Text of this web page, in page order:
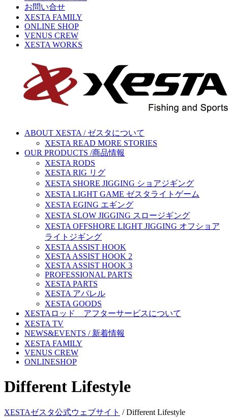
お問い合せ
XESTA FAMILY
ONLINE SHOP
VENUS CREW
XESTA WORKS
ABOUT XESTA / ゼスタについて
XESTA READ MORE STORIES
OUR PRODUCTS /商品情報
XESTA RODS
XESTA RIG リグ
XESTA SHORE JIGGING ショアジギング
XESTA LIGHT GAME ゼスタライトゲーム
XESTA EGING エギング
XESTA SLOW JIGGING スロージギング
XESTA OFFSHORE LIGHT JIGGING オフショア
ライトジギング
XESTA ASSIST HOOK
XESTA ASSIST HOOK 2
XESTA ASSIST HOOK 3
PROFESSIONAL PARTS
XESTA PARTS
XESTA アパレル
XESTA GOODS
XESTAロッド アフターサービスについて
XESTA TV
NEWS&EVENTS / 新着情報
XESTA FAMILY
VENUS CREW
ONLINESHOP
Different Lifestyle
XESTAゼスタ公式ウェブサイト /Different Lifestyle